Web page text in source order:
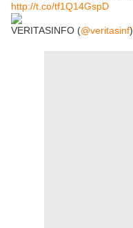
http://t.co/tf1Q14GspD
VERITASINFO (@veritasinf)